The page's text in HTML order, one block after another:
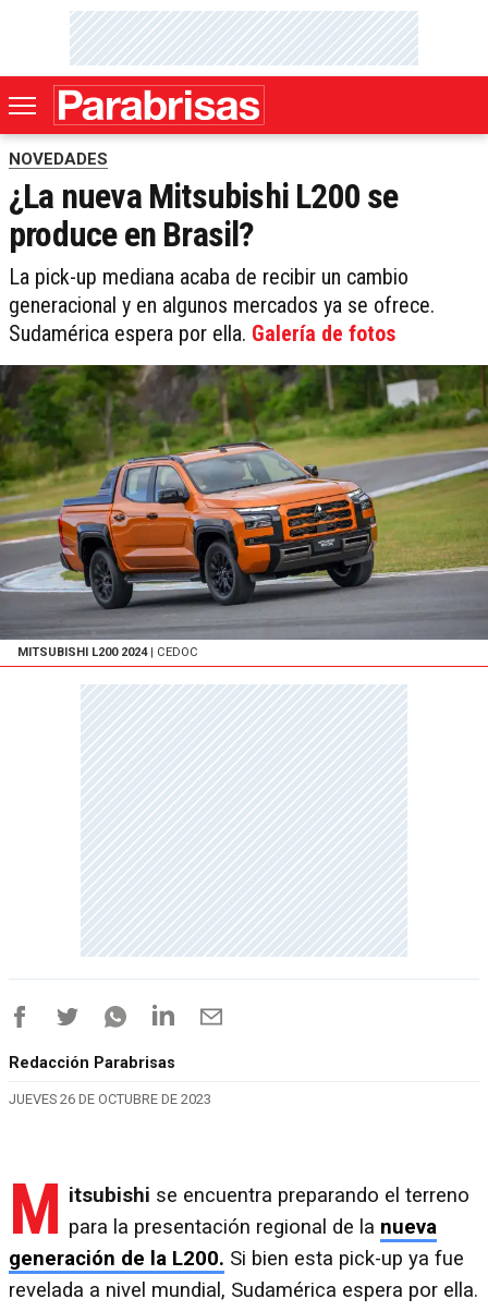
NOVEDADES
¿La nueva Mitsubishi L200 se
produce en Brasil?
La pick-up mediana acaba de recibir un cambio
generacional y en algunos mercados ya se ofrece.
Sudamérica espera por ella. Galería de fotos
MITSUBISHI L200 2024| CEDOC
Redacción Parabrisas
JUEVES 26 DE OCTUBRE DE 2023
M itsubishi se encuentra preparando el terreno
para la presentación regional de la nueva
generación de la L200. Si bien esta pick-up ya fue
revelada a nivel mundial, Sudamérica espera por ella.